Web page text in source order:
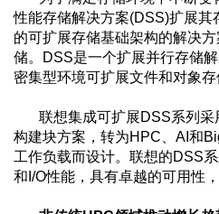
性能存储解决方案(DSS)扩展其
的可扩展存储基础架构的解决
储。DSS是一个扩展并行存储
密集型环境可扩展文件和对象存
联想集成可扩展DSS系列
构建块方案，转为HPC、AI和
工作负载而设计。联想的DSS
和I/O性能，具有卓越的可用性